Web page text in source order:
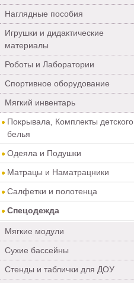
Наглядные пособия
Игрушки и дидактические
материалы
Роботы и Лаборатории
Спортивное оборудование
Мягкий инвентарь
Покрывала, Комплекты детского
белья
Одеяла и Подушки
Матрацы и Наматрацники
Салфетки и полотенца
Спецодежда
Мягкие модули
Сухие бассейны
Стенды и таблички для ДОУ